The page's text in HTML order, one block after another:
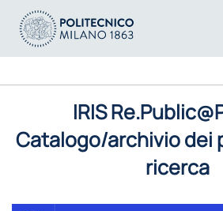
IRIS
Catalogo/archivio dei
ricerca